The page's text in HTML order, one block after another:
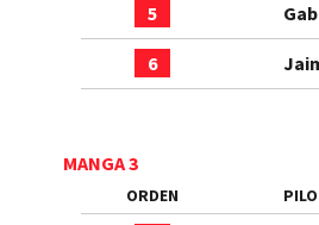
5
6
MANGA 3
ORDEN